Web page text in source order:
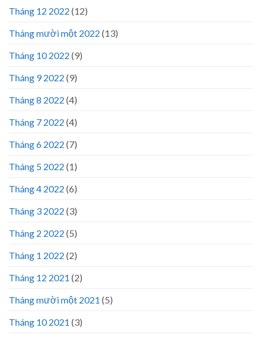
Tháng 12 2022 (12)
Tháng mười một 2022 (13)
Tháng 10 2022 (9)
Tháng 9 2022 (9)
Tháng 8 2022 (4)
Tháng 7 2022 (4)
Tháng 6 2022 (7)
Tháng 5 2022 (1)
Tháng 4 2022 (6)
Tháng 3 2022 (3)
Tháng 2 2022 (5)
Tháng 1 2022 (2)
Tháng 12 2021 (2)
Tháng mười một 2021 (5)
Tháng 10 2021 (3)